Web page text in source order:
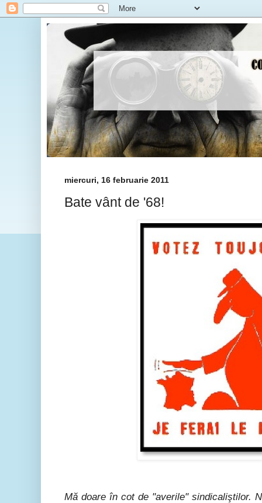
miercuri, 16 februarie 2011
Bate vânt de '68!
Mă doare în cot de "averile" sindicaliştilor.